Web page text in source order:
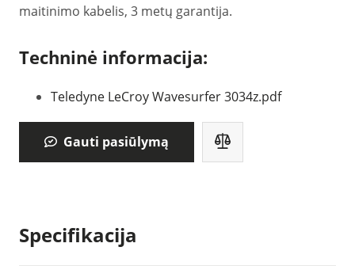
maitinimo kabelis, 3 metų garantija.
Techninė informacija:
Teledyne LeCroy Wavesurfer 3034z.pdf
Gauti pasiūlymą
Specifikacija